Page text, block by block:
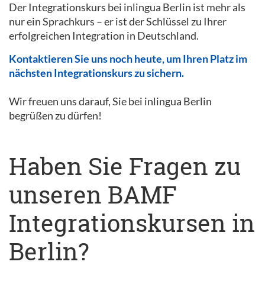
Der Integrationskurs bei inlingua Berlin ist mehr als
nur ein Sprachkurs – er ist der Schlüssel zu Ihrer
erfolgreichen Integration in Deutschland.
Kontaktieren Sie uns noch heute, um Ihren Platz im
nächsten Integrationskurs zu sichern.
Wir freuen uns darauf, Sie bei inlingua Berlin
begrüßen zu dürfen!
Haben Sie Fragen zu
unseren BAMF
Integrationskursen in
Berlin?